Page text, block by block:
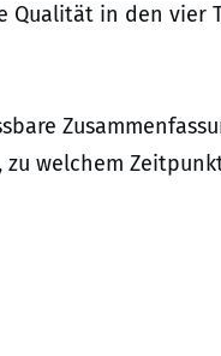
Qualität in den
welchem